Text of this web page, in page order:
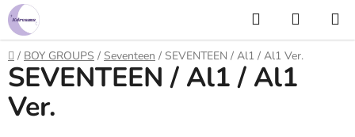
Prejsť
na
obsah
Hľadať
KOŠÍK
Domov
/ BOY GROUPS / Seventeen / SEVENTEEN / Al1 / Al1 Ver.
SEVENTEEN / Al1 / Al1
Ver.